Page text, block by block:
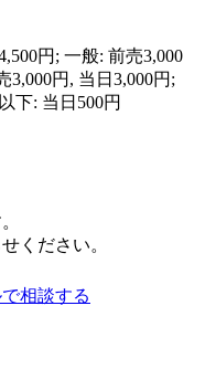
円; 一般: 前売3,000
3,000円, 当日3,000円;
下: 当日500円
ください。
で相談する